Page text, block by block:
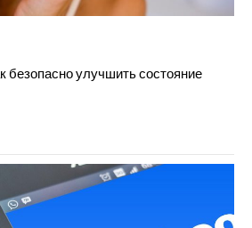
безопасно улучшить состояние